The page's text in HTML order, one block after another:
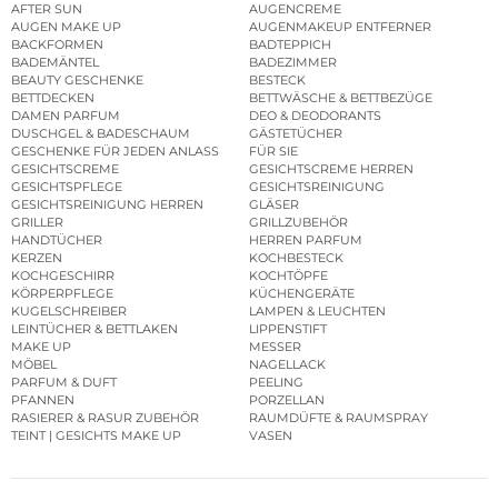
AFTER SUN
AUGENCREME
AUGEN MAKE UP
AUGENMAKEUP ENTFERNER
BACKFORMEN
BADTEPPICH
BADEMÄNTEL
BADEZIMMER
BEAUTY GESCHENKE
BESTECK
BETTDECKEN
BETTWÄSCHE & BETTBEZÜGE
DAMEN PARFUM
DEO & DEODORANTS
DUSCHGEL & BADESCHAUM
GÄSTETÜCHER
GESCHENKE FÜR JEDEN ANLASS
FÜR SIE
GESICHTSCREME
GESICHTSCREME HERREN
GESICHTSPFLEGE
GESICHTSREINIGUNG
GESICHTSREINIGUNG HERREN
GLÄSER
GRILLER
GRILLZUBEHÖR
HANDTÜCHER
HERREN PARFUM
KERZEN
KOCHBESTECK
KOCHGESCHIRR
KOCHTÖPFE
KÖRPERPFLEGE
KÜCHENGERÄTE
KUGELSCHREIBER
LAMPEN & LEUCHTEN
LEINTÜCHER & BETTLAKEN
LIPPENSTIFT
MAKE UP
MESSER
MÖBEL
NAGELLACK
PARFUM & DUFT
PEELING
PFANNEN
PORZELLAN
RASIERER & RASUR ZUBEHÖR
RAUMDÜFTE & RAUMSPRAY
TEINT | GESICHTS MAKE UP
VASEN